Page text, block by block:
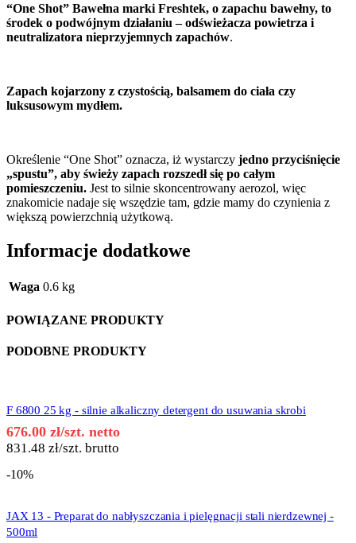
“One Shot” Bawełna marki Freshtek, o zapachu bawełny, to
środek o podwójnym działaniu – odświeżacza powietrza i
neutralizatora nieprzyjemnych zapachów.
Zapach kojarzony z czystością, balsamem do ciała czy
luksusowym mydłem.
Określenie “One Shot” oznacza, iż wystarczy jedno przyciśnięcie
„spustu”, aby świeży zapach rozszedł się po całym
pomieszczeniu. Jest to silnie skoncentrowany aerozol, więc
znakomicie nadaje się wszędzie tam, gdzie mamy do czynienia z
większą powierzchnią użytkową.
Informacje dodatkowe
Waga 0.6 kg
POWIĄZANE PRODUKTY
PODOBNE PRODUKTY
F 6800 25 kg - silnie alkaliczny detergent do usuwania skrobi
676.00 zł/szt. netto
831.48 zł/szt. brutto
-10%
JAX 13 - Preparat do nabłyszczania i pielęgnacji stali nierdzewnej -
500ml